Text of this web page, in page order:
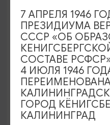
Ужин дураков
28.08.2026 19:00
Гурьевск, Центр
ОТ 1200₽
7 АПРЕЛЯ 1946
ПРЕЗИДИУМА
СССР «ОБ
СОСТАВЕ
4 ИЮЛЯ 1946
ГОРОД
КАЛИНИНГРАД